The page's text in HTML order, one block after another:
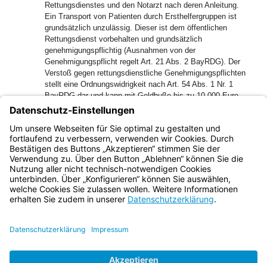
Rettungsdienstes und den Notarzt nach deren Anleitung.
Ein Transport von Patienten durch Ersthelfergruppen ist
grundsätzlich unzulässig. Dieser ist dem öffentlichen
Rettungsdienst vorbehalten und grundsätzlich
genehmigungspflichtig (Ausnahmen von der
Genehmigungspflicht regelt Art. 21 Abs. 2 BayRDG). Der
Verstoß gegen rettungsdienstliche Genehmigungspflichten
stellt eine Ordnungswidrigkeit nach Art. 54 Abs. 1 Nr. 1
BayRDG dar und kann mit Geldbuße bis zu 10.000 Euro
geahndet werden.
Bayern.de
BayernPortal
Impressum